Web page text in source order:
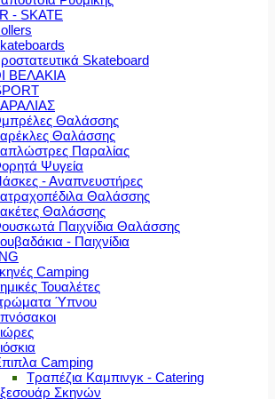
- SKATE
Skateboard
ΒΕΛΑΚΙΑ
Θαλάσσης
Θαλάσσης
Παραλίας
Ψυγεία
- Αναπνευστήρες
Θαλάσσης
Θαλάσσης
Παιχνίδια Θαλάσσης
- Παιχνίδια
Camping
Τουαλέτες
Ύπνου
Camping
Τραπέζια Καμπινγκ - Catering
Σκηνών